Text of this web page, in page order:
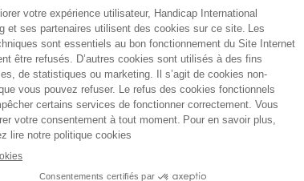
plus globales déjà effectuées.
d’éducation inclusive dans 59 écolesdu
1986. Forte d’une équipe de presque 100
comme la filariose lymphatique. Elle